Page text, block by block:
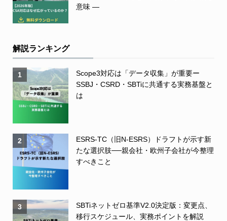
意味 ―
解説ランキング
1
Scope3対応は「データ収集」が重要ー
SSBJ・CSRD・SBTiに共通する実務基盤と
は
2
ESRS-TC（旧N-ESRS）ドラフトが示す新
たな選択肢──親会社・欧州子会社が今整理
すべきこと
3
SBTiネットゼロ基準V2.0決定版：変更点、
移行スケジュール、実務ポイントを解説